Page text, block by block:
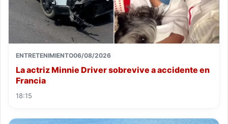
ENTRETENIMIENTO06/08/2026
La actriz Minnie Driver sobrevive a accidente en
Francia
18:15